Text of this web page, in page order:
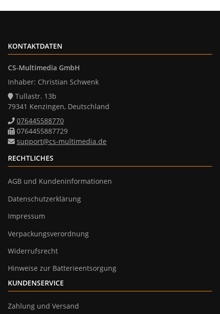
KONTAKTDATEN
CS-Multimedia GmbH
Inhaber: Christian Schwenk
Tullastr. 13b
79341 Kenzingen, Deutschland
076445588770
0764455887729
support@cs-multimedia.de
RECHTLICHES
AGB und Kundeninformationen
Datenschutzerklärung
Impressum
Verpackungsverordnung
Widerrufsrecht
Hinweise zur Batterieentsorgung
KUNDENSERVICE
Zahlung und Versand